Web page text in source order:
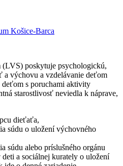
poskytuje psychologickú,
a výchovu a vzdelávanie deťom
s poruchami aktivity
starostlivosť neviedla k náprave,
dieťaťa,
súdu o uložení výchovného
súdu alebo príslušného orgánu
a sociálnej kurately o uložení